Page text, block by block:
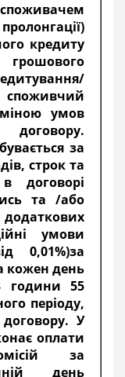
кредиту
споживчий
умов
договору.
за
строк та
договорі
та /або
умови
0,01%)за
кожен день
години 55
періоду,
У
оплати
за
день